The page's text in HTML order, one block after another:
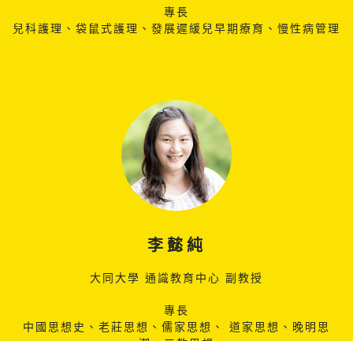
專長
兒科護理、袋鼠式護理、發展遲緩兒早期療育、慢性病管理
李懿純
大同大學 通識教育中心 副教授
專長
中國思想史、老莊思想、儒家思想、 道家思想、晚明思